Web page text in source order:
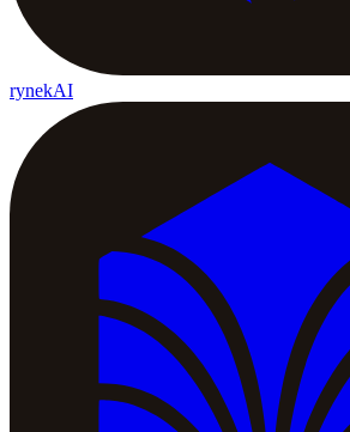
rynekAI